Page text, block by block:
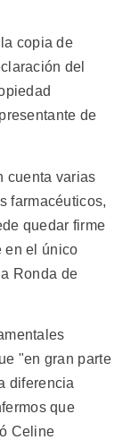
copia de
del
de
cuenta varias
farmacéuticos,
quedar firme
en el único
Ronda de
"en gran parte
diferencia
que
Celine